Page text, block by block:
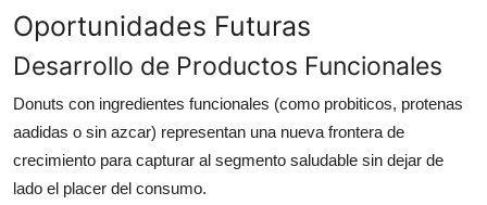
Oportunidades Futuras
Desarrollo de Productos Funcionales
Donuts con ingredientes funcionales (como probiticos, protenas
aadidas o sin azcar) representan una nueva frontera de
crecimiento para capturar al segmento saludable sin dejar de
lado el placer del consumo.